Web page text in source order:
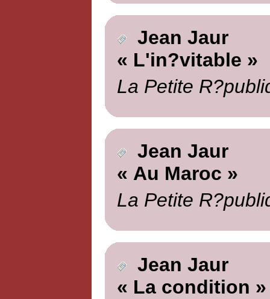
Jean Jaur
« L'in?vitable »
La Petite
Jean Jaur
« Au Maroc »
La Petite
Jean Jaur
« La condition »